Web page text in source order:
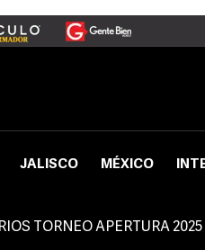
JALISCO MÉXICO
TORNEO APERTURA 2025